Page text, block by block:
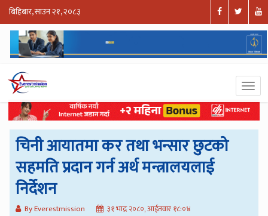
बिहिबार, साउन २१, २०८३
चिनी आयातमा कर तथा भन्सार छुटको
सहमति प्रदान गर्न अर्थ मन्त्रालयलाई
निर्देशन
By Everestmission ३१ भाद्र २०८०, आईतवार १८:०४